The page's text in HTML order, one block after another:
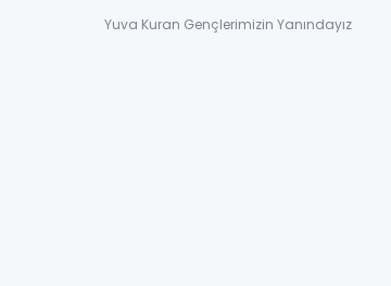
Yuva Kuran Gençlerimizin Yanındayız